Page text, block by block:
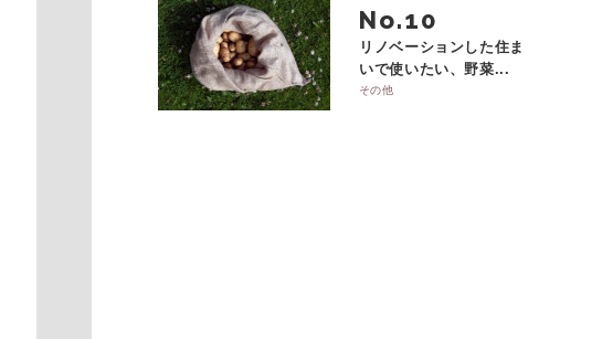
No.
リノベーションした住ま
いで使いたい、野菜...
その他